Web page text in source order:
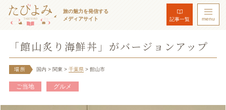
旅の魅力を発信する
メディアサイト
記事一覧 menu
「館山炙り海鮮丼」がバージョンアップ
場所 国内 > 関東 > 千葉県 > 館山市
ご当地 グルメ